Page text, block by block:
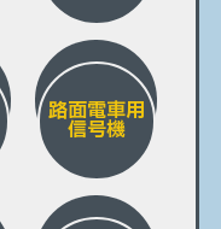
路面電車用
信号機